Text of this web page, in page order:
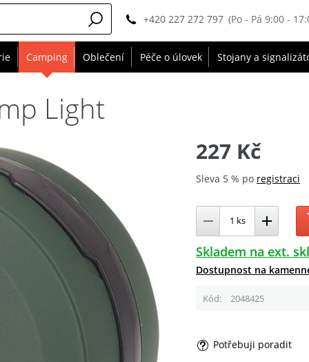
+420 227 272 797 (Po - Pá 9:00 -
Camping Oblečení Péče o úlovek Stojany a
Light
227 Kč
Sleva 5 % po registraci
Skladem na ext.
Dostupnost na
Kód 2048425
Potřebuji poradit